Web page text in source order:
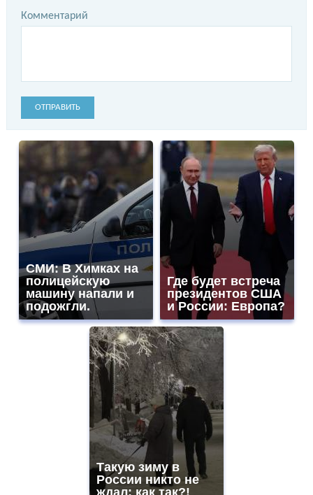
Комментарий
ОТПРАВИТЬ
СМИ: В Химках на
полицейскую
машину напали и
подожгли.
Где будет встреча
президентов США
и России: Европа?
Такую зиму в
России никто не
ждал: как так?!